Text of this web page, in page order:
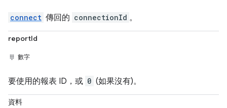
connect 傳回的 connectionId 。
reportId
數字
要使用的報表 ID，或 0 (如果沒有)。
資料